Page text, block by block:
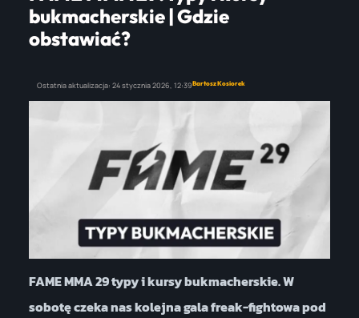
bukmacherskie | Gdzie
obstawiać?
Ostatnia aktualizacja: 24 stycznia 2026, 12:39Bartosz Kosiorek
FAME MMA 29 typy i kursy bukmacherskie. W
sobotę czeka nas kolejna gala freak-fightowa pod